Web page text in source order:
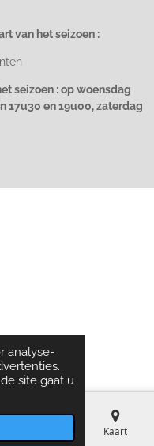
analyse-
site gaat u
van het seizoen :
seizoen : op woensdag
17u30 en 19u00, zaterdag
Kaart